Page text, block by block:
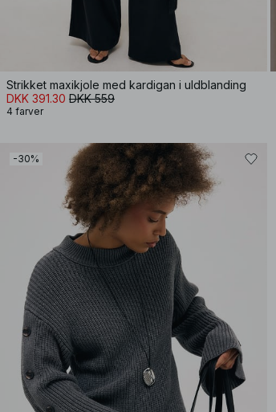
Strikket maxikjole med kardigan i uldblanding
DKK 391.30 DKK 559
4 farver
-30%